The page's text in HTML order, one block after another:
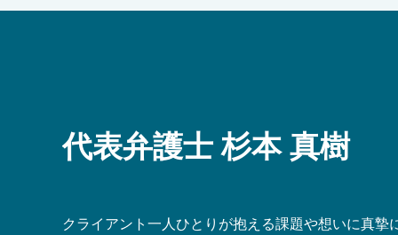
代表弁護士 杉本 真樹
クライアント一人ひとりが抱える課題や想いに真摯